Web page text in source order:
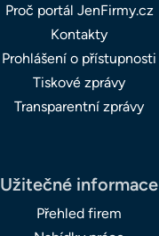
Proč portál JenFirmy.cz
Kontakty
Prohlášení o přístupnosti
Tiskové zprávy
Transparentní zprávy
Užitečné informace
Přehled firem